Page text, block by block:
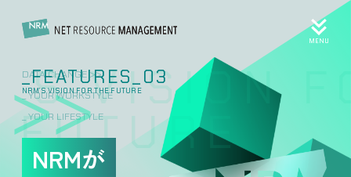
MENU
_FEATURES_03
NRM’S VISION FOR THE FUTURE
NRMが
VISION
DATA CHANGE >>
_ YOUR WORKSTYLE
_ YOUR LIFESTYLE